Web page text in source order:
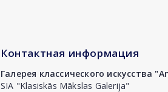
Контактная информация
Галерея классического искусства
SIA "Klasiskās Mākslas Galerija"